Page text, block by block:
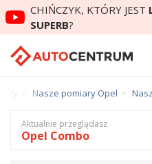
CHIŃCZYK, KTÓRY JEST
SUPERB?
Nasze pomiary Opel
Aktualnie przeglądasz
Opel Combo